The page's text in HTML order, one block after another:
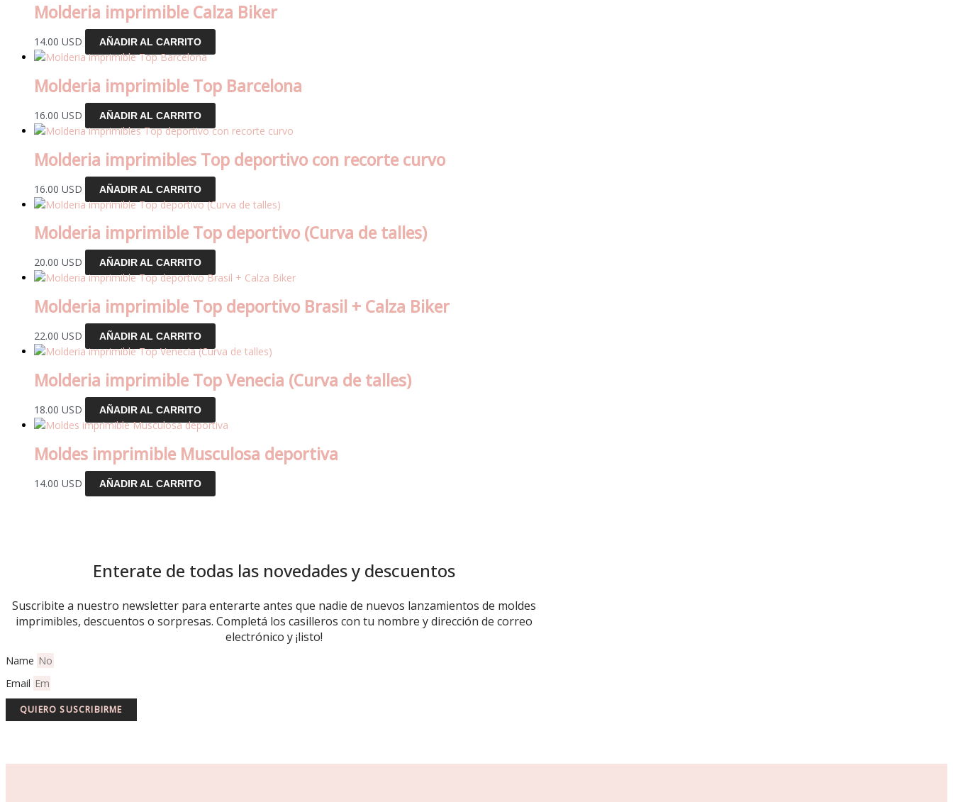
Molderia imprimible Calza Biker
14.00 USD AÑADIR AL CARRITO
Molderia imprimible Top Barcelona
16.00 USD AÑADIR AL CARRITO
Molderia imprimibles Top deportivo con recorte curvo
16.00 USD AÑADIR AL CARRITO
Molderia imprimible Top deportivo (Curva de talles)
20.00 USD AÑADIR AL CARRITO
Molderia imprimible Top deportivo Brasil + Calza Biker
22.00 USD AÑADIR AL CARRITO
Molderia imprimible Top Venecia (Curva de talles)
18.00 USD AÑADIR AL CARRITO
Moldes imprimible Musculosa deportiva
14.00 USD AÑADIR AL CARRITO
Enterate de todas las novedades y descuentos
Suscribite a nuestro newsletter para enterarte antes que nadie de nuevos lanzamientos de moldes
imprimibles, descuentos o sorpresas. Completá los casilleros con tu nombre y dirección de correo
electrónico y ¡listo!
Name
Email
QUIERO SUSCRIBIRME